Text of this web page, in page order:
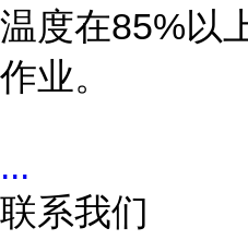
温度在85%以
作业。
...
联系我们